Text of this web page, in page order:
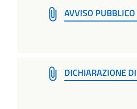
AVVISO
DICHIARAZIONE